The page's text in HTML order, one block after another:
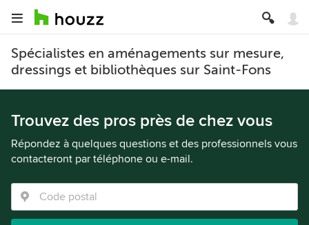
Spécialistes en aménagements sur mesure,
dressings et bibliothèques sur Saint-Fons
Trouvez des pros près de chez vous
Répondez à quelques questions et des professionnels vous
contacteront par téléphone ou e-mail.